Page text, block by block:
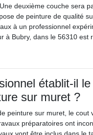
deuxième couche sera
de peinture de qualité
à un professionnel
à Bubry, dans le 56310 est
établit-il
sur muret ?
peinture sur muret, le cout
préparatoires ont